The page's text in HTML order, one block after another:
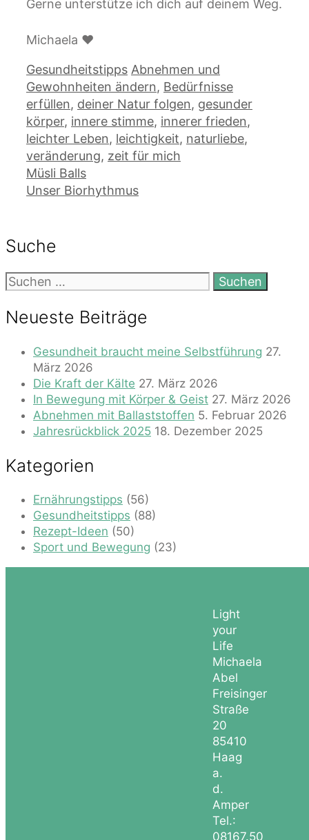
Gerne unterstütze ich dich auf deinem Weg.
Michaela ❤
Kategorien
Gesundheitstipps Schlagwörter
Abnehmen und
Gewohnheiten ändern, Bedürfnisse
erfüllen, deiner Natur folgen, gesunder
körper, innere stimme, innerer frieden,
leichter Leben, leichtigkeit, naturliebe,
veränderung, zeit für mich
Müsli Balls
Unser Biorhythmus
Suche
Suchen
nach:
Neueste Beiträge
Gesundheit braucht meine Selbstführung 27.
März 2026
Die Kraft der Kälte 27. März 2026
In Bewegung mit Körper & Geist 27. März 2026
Abnehmen mit Ballaststoffen 5. Februar 2026
Jahresrückblick 2025 18. Dezember 2025
Kategorien
Ernährungstipps (56)
Gesundheitstipps (88)
Rezept-Ideen (50)
Sport und Bewegung (23)
Light
your
Life
Michaela
Abel
Freisinger
Straße
20
85410
Haag
a.
d.
Amper
Tel.:
08167.50